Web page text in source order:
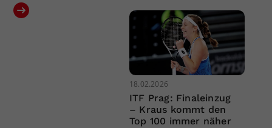
18.02.2026
ITF Prag: Finaleinzug
– Kraus kommt den
Top 100 immer näher